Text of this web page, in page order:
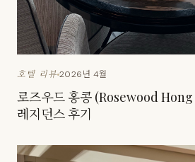
호텔 리뷰 2026년 4월
로즈우드 홍콩 (Rosewood
레지던스 후기